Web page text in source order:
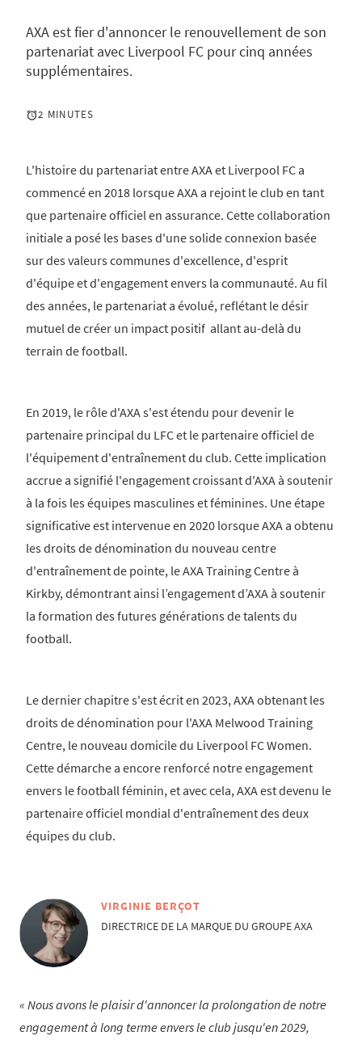
AXA est fier d'annoncer le renouvellement de son
partenariat avec Liverpool FC pour cinq années
supplémentaires.
2 MINUTES
L'histoire du partenariat entre AXA et Liverpool FC a
commencé en 2018 lorsque AXA a rejoint le club en tant
que partenaire officiel en assurance. Cette collaboration
initiale a posé les bases d'une solide connexion basée
sur des valeurs communes d'excellence, d'esprit
d'équipe et d'engagement envers la communauté. Au fil
des années, le partenariat a évolué, reflétant le désir
mutuel de créer un impact positif allant au-delà du
terrain de football.
En 2019, le rôle d'AXA s'est étendu pour devenir le
partenaire principal du LFC et le partenaire officiel de
l'équipement d'entraînement du club. Cette implication
accrue a signifié l'engagement croissant d'AXA à soutenir
à la fois les équipes masculines et féminines. Une étape
significative est intervenue en 2020 lorsque AXA a obtenu
les droits de dénomination du nouveau centre
d'entraînement de pointe, le AXA Training Centre à
Kirkby, démontrant ainsi l’engagement d’AXA à soutenir
la formation des futures générations de talents du
football.
Le dernier chapitre s'est écrit en 2023, AXA obtenant les
droits de dénomination pour l'AXA Melwood Training
Centre, le nouveau domicile du Liverpool FC Women.
Cette démarche a encore renforcé notre engagement
envers le football féminin, et avec cela, AXA est devenu le
partenaire officiel mondial d'entraînement des deux
équipes du club.
VIRGINIE BERÇOT
DIRECTRICE DE LA MARQUE DU GROUPE AXA
Nous avons le plaisir d'annoncer la prolongation de notre
engagement à long terme envers le club jusqu'en 2029,